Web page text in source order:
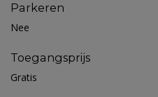
Parkeren
Nee
Toegangsprijs
Gratis